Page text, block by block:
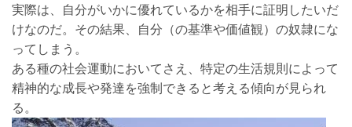
実際は、自分がいかに優れているかを相手に証明したいだ
けなのだ。その結果、自分（の基準や価値観）の奴隷にな
ってしまう。
ある種の社会運動においてさえ、特定の生活規則によって
精神的な成長や発達を強制できると考える傾向が見られ
る。